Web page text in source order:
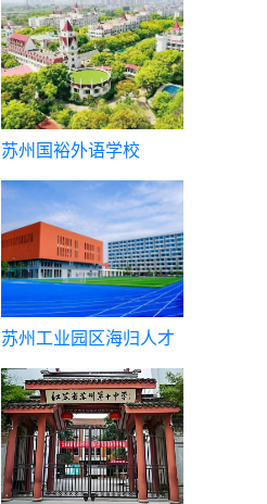
苏州国裕外语学校
苏州工业园区海归人才
子女学校